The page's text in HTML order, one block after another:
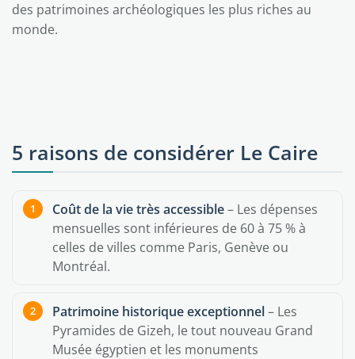
des patrimoines archéologiques les plus riches au
monde.
5 raisons de considérer Le Caire
Coût de la vie très accessible– Les dépenses
mensuelles sont inférieures de 60 à 75 % à
celles de villes comme Paris, Genève ou
Montréal.
Patrimoine historique exceptionnel– Les
Pyramides de Gizeh, le tout nouveau Grand
Musée égyptien et les monuments